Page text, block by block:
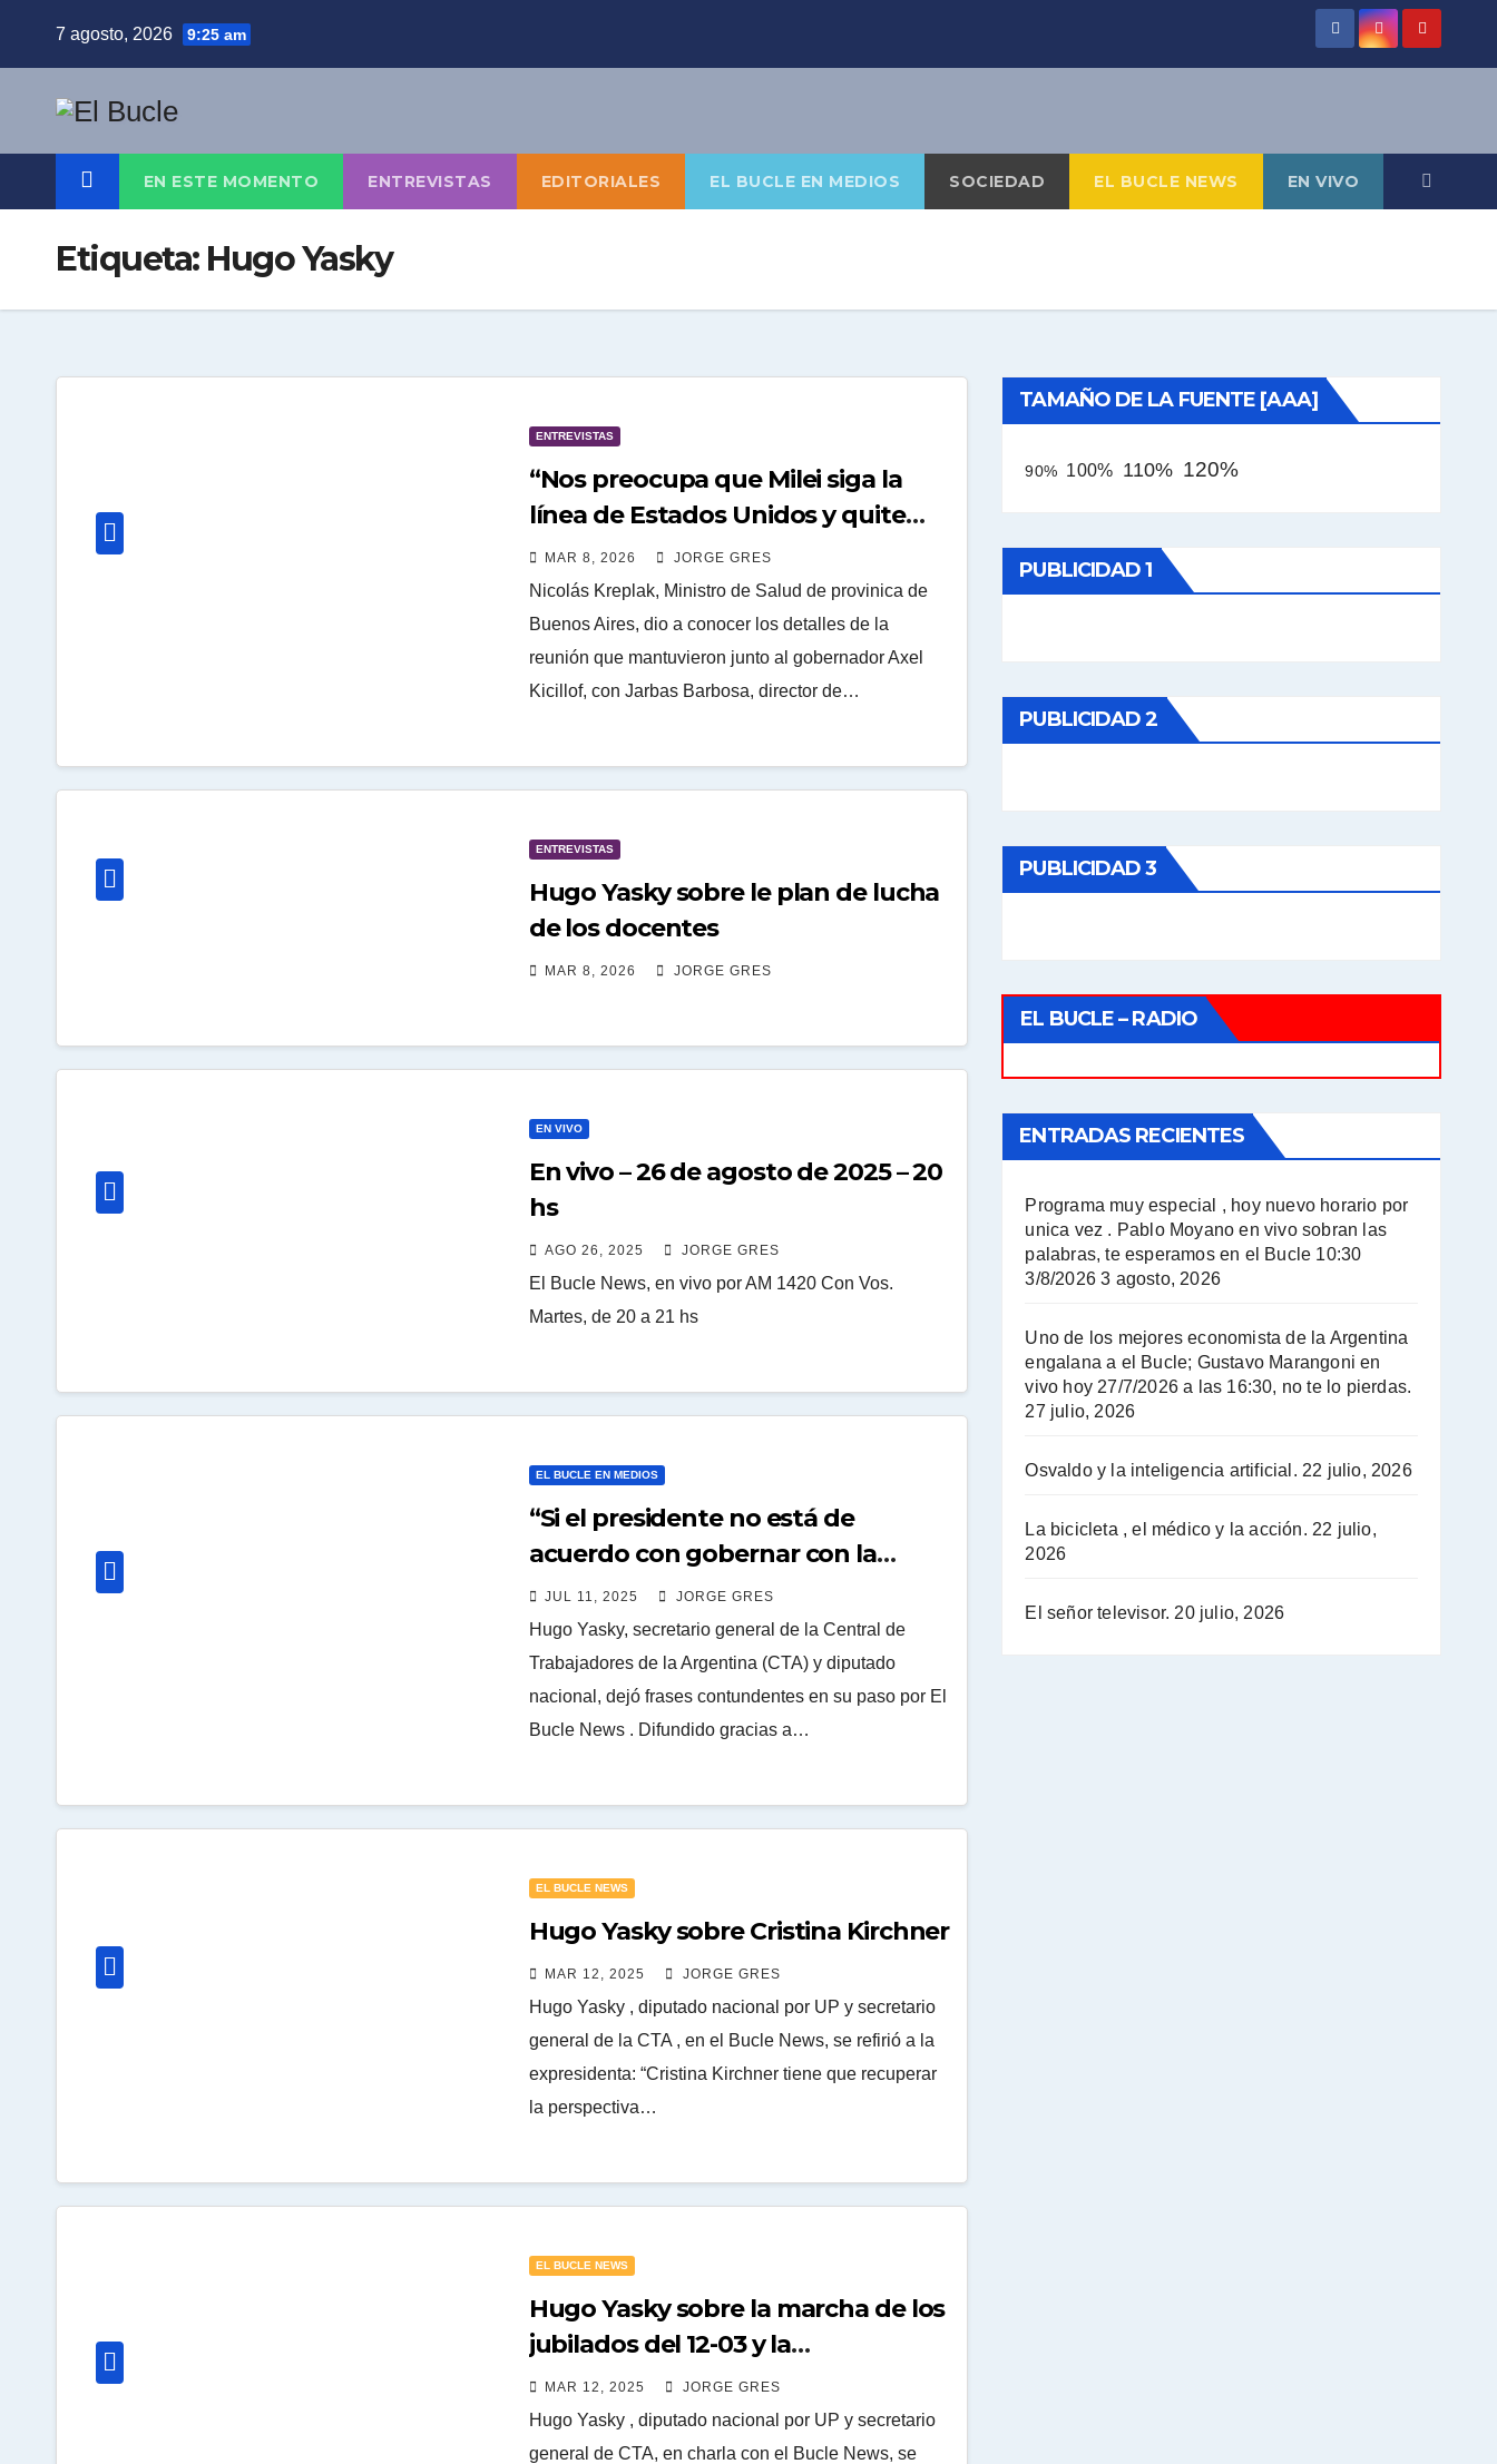
7 agosto, 2026 9:25 am
EN ESTE MOMENTO ENTREVISTAS EDITORIALES EL BUCLE EN MEDIOS SOCIEDAD EL BUCLE NEWS EN VIVO
Etiqueta: Hugo Yasky
ENTREVISTAS
“Nos preocupa que Milei siga la
línea de Estados Unidos y quite
vacunas del calendario
obligatorio”
MAR 8, 2026 JORGE GRES
Nicolás Kreplak, Ministro de Salud de provinica de
Buenos Aires, dio a conocer los detalles de la
reunión que mantuvieron junto al gobernador Axel
Kicillof, con Jarbas Barbosa, director de…
ENTREVISTAS
Hugo Yasky sobre le plan de lucha
de los docentes
MAR 8, 2026 JORGE GRES
EN VIVO
En vivo – 26 de agosto de 2025 – 20
hs
AGO 26, 2025 JORGE GRES
El Bucle News, en vivo por AM 1420 Con Vos.
Martes, de 20 a 21 hs
EL BUCLE EN MEDIOS
“Si el presidente no está de
acuerdo con gobernar con la
Constitución, hay un solo camino:
el juicio político”
JUL 11, 2025 JORGE GRES
Hugo Yasky, secretario general de la Central de
Trabajadores de la Argentina (CTA) y diputado
nacional, dejó frases contundentes en su paso por El
Bucle News . Difundido gracias a…
EL BUCLE NEWS
Hugo Yasky sobre Cristina Kirchner
MAR 12, 2025 JORGE GRES
Hugo Yasky , diputado nacional por UP y secretario
general de la CTA , en el Bucle News, se refirió a la
expresidenta: “Cristina Kirchner tiene que recuperar
la perspectiva…
EL BUCLE NEWS
Hugo Yasky sobre la marcha de los
jubilados del 12-03 y la
participación de los hinchas de
fútbol
MAR 12, 2025 JORGE GRES
Hugo Yasky , diputado nacional por UP y secretario
general de CTA, en charla con el Bucle News, se
TAMAÑO DE LA FUENTE [AAA]
90% 100% 110% 120%
PUBLICIDAD 1
PUBLICIDAD 2
PUBLICIDAD 3
EL BUCLE – RADIO
ENTRADAS RECIENTES
Programa muy especial , hoy nuevo horario por
unica vez . Pablo Moyano en vivo sobran las
palabras, te esperamos en el Bucle 10:30
3/8/2026 3 agosto, 2026
Uno de los mejores economista de la Argentina
engalana a el Bucle; Gustavo Marangoni en
vivo hoy 27/7/2026 a las 16:30, no te lo pierdas.
27 julio, 2026
Osvaldo y la inteligencia artificial. 22 julio, 2026
La bicicleta , el médico y la acción. 22 julio,
2026
El señor televisor. 20 julio, 2026